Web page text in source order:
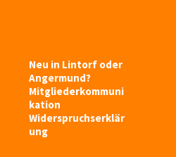
Neu in Lintorf oder
Angermund?
Mitgliederkommuni
kation
Widerspruchserklär
ung